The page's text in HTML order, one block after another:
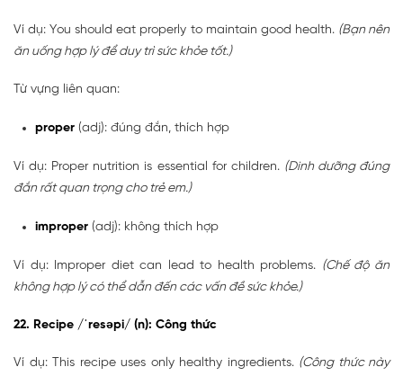
Ví dụ: You should eat properly to maintain good health. (Bạn nên
ăn uống hợp lý để duy trì sức khỏe tốt.)
Từ vựng liên quan:
proper (adj): đúng đắn, thích hợp
Ví dụ: Proper nutrition is essential for children. (Dinh dưỡng đúng
đắn rất quan trọng cho trẻ em.)
improper (adj): không thích hợp
Ví dụ: Improper diet can lead to health problems. (Chế độ ăn
không hợp lý có thể dẫn đến các vấn đề sức khỏe.)
22. Recipe /ˈresəpi/ (n): Công thức
Ví dụ: This recipe uses only healthy ingredients. (Công thức này